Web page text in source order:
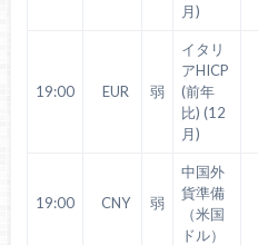
月)
19:00 EUR 弱
イタリ
アHICP
(前年
比) (12
月)
19:00 CNY 弱
中国外
貨準備
（米国
ドル）